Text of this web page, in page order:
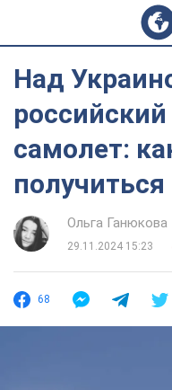
Над
самолет:
получиться
Ольга Ганюкова
29.11.2024 15:23
68